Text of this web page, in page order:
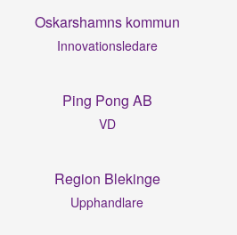
Oskarshamns kommun
Innovationsledare
Ping Pong AB
VD
Region Blekinge
Upphandlare